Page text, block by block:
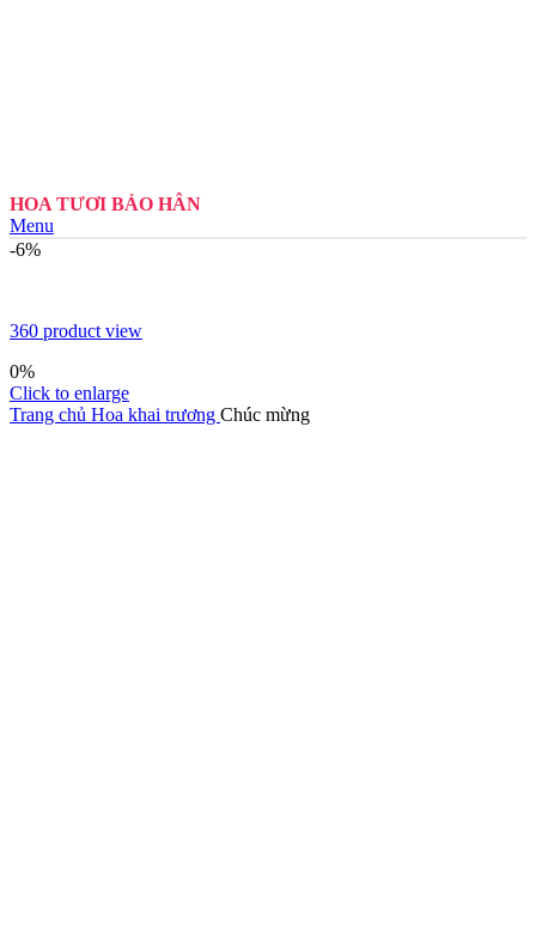
HOA TƯƠI BẢO HÂN
Menu
-6%
360 product view
0%
Click to enlarge
Trang chủ Hoa khai trương Chúc mừng